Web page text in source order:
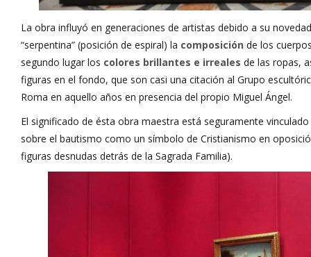
La obra influyó en generaciones de artistas debido a su
“serpentina” (posición de espiral) la composición de los
segundo lugar los colores brillantes e irreales de las ropas,
figuras en el fondo, que son casi una citación al Grupo
Roma en aquello años en presencia del propio Miguel Ángel.
El significado de ésta obra maestra está seguramente
sobre el bautismo como un símbolo de Cristianismo en
figuras desnudas detrás de la Sagrada Familia).